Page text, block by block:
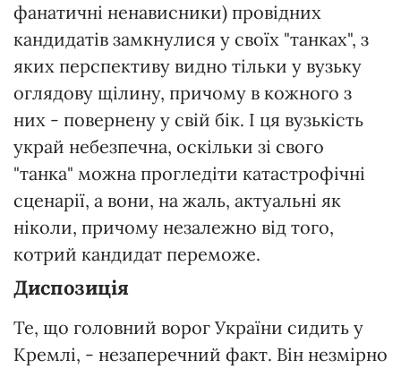
фанатичні ненависники) провідних
кандидатів замкнулися у своїх "танках", з
яких перспективу видно тільки у вузьку
оглядову щілину, причому в кожного з
них - повернену у свій бік. І ця вузькість
украй небезпечна, оскільки зі свого
"танка" можна прогледіти катастрофічні
сценарії, а вони, на жаль, актуальні як
ніколи, причому незалежно від того,
котрий кандидат переможе.
Диспозиція
Те, що головний ворог України сидить у
Кремлі, - незаперечний факт. Він незмірно